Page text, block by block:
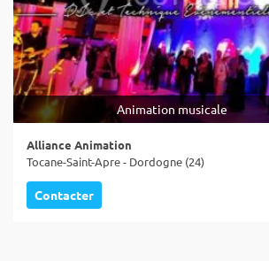
Animation musicale
Alliance Animation
Tocane-Saint-Apre - Dordogne (24)
Contacter